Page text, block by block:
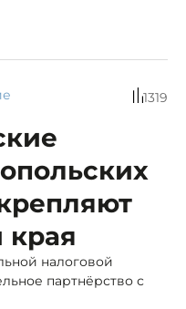
1319
края
налоговой
партнёрство с